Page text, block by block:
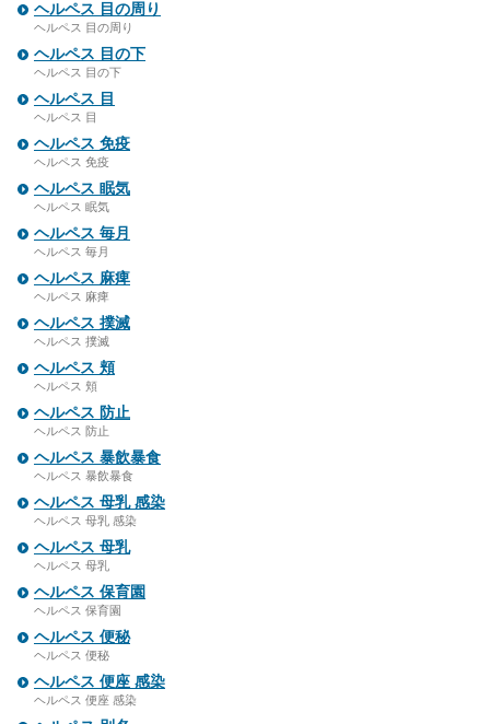
ヘルペス 目の周り
ヘルペス 目の周り
ヘルペス 目の下
ヘルペス 目の下
ヘルペス 目
ヘルペス 目
ヘルペス 免疫
ヘルペス 免疫
ヘルペス 眠気
ヘルペス 眠気
ヘルペス 毎月
ヘルペス 毎月
ヘルペス 麻痺
ヘルペス 麻痺
ヘルペス 撲滅
ヘルペス 撲滅
ヘルペス 頬
ヘルペス 頬
ヘルペス 防止
ヘルペス 防止
ヘルペス 暴飲暴食
ヘルペス 暴飲暴食
ヘルペス 母乳 感染
ヘルペス 母乳 感染
ヘルペス 母乳
ヘルペス 母乳
ヘルペス 保育園
ヘルペス 保育園
ヘルペス 便秘
ヘルペス 便秘
ヘルペス 便座 感染
ヘルペス 便座 感染